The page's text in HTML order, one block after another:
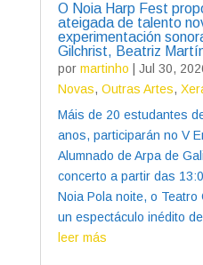
O Noia Harp Fest
ateigada de talento
experimentación
Gilchrist, Beatriz
por martinho Jul 30,
Novas, Outras Artes,
Máis de 20 estudantes
anos, participarán no V
Alumnado de Arpa de
concerto a partir das
Noia Pola noite, o
un espectáculo inédito
leer más